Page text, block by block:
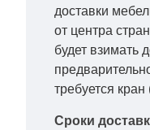
доставки
от центра
будет взимать
требуется
Сроки